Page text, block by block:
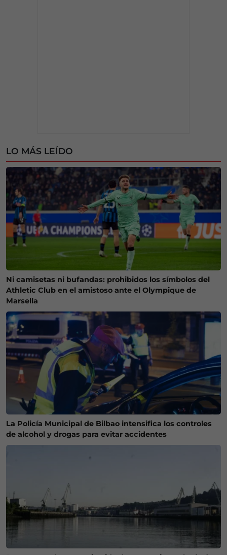
LO MÁS LEÍDO
Ni camisetas ni bufandas: prohibidos los símbolos del
Athletic Club en el amistoso ante el Olympique de
Marsella
La Policía Municipal de Bilbao intensifica los controles
de alcohol y drogas para evitar accidentes